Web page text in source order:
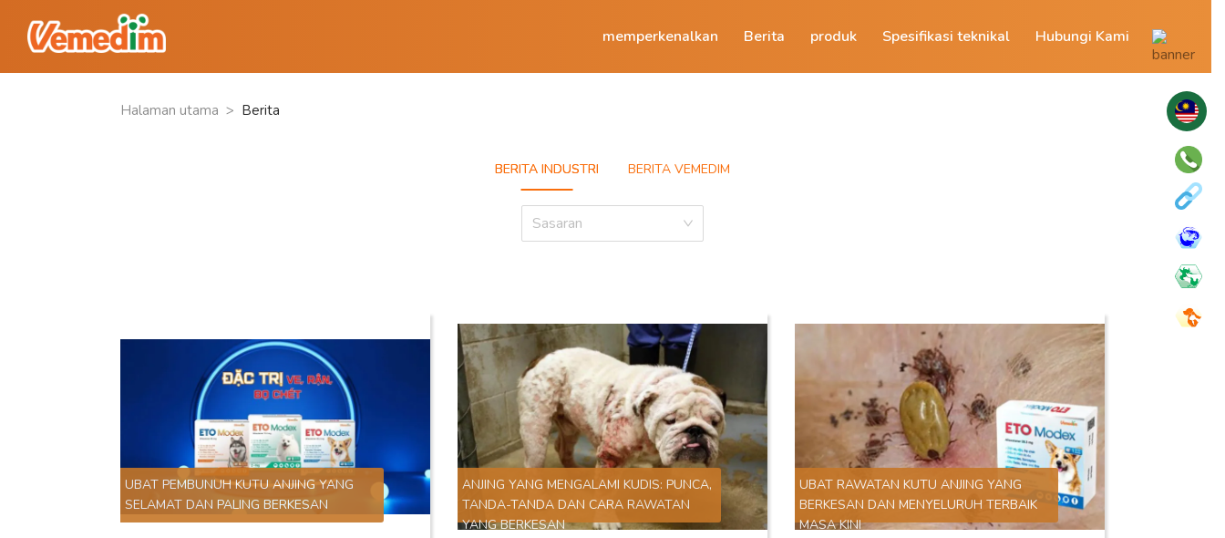
memperkenalkan Berita produk Spesifikasi teknikal Hubungi Kami
Halaman utama > Berita
BERITA INDUSTRI BERITA VEMEDIM
Sasaran
UBAT PEMBUNUH KUTU ANJING YANG
SELAMAT DAN PALING BERKESAN
ANJING YANG MENGALAMI KUDIS: PUNCA,
TANDA-TANDA DAN CARA RAWATAN
YANG BERKESAN
UBAT RAWATAN KUTU ANJING YANG
BERKESAN DAN MENYELURUH TERBAIK
MASA KINI